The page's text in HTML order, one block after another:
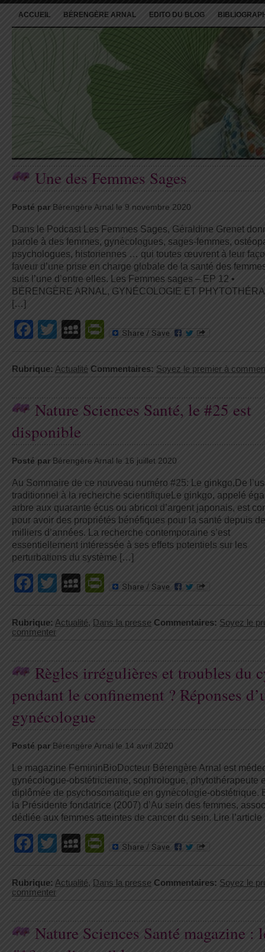
ACCUEIL BÉRENGÈRE ARNAL EDITO DU BLOG
Une des Femmes Sages
Posté par Bérengère Arnal le 9 novembre 2020
Dans le Podcast Les Femmes Sages, Géraldine Grenet
parole à des femmes, gynécologues, sages-femmes,
psychologues, historiennes … qui toutes œuvrent à leur
faveur d’une prise en charge globale de la santé des
suis l’une d’entre elles. Les Femmes sages – EP 12 •
BÉRENGÈRE ARNAL, GYNÉCOLOGIE ET
[…]
Facebook
TwitterMySpace
PrintFriendly
Rubrique: Actualité Commentaires: Soyez le premier à
Nature Sciences Santé, le #25 est
disponible
Posté par Bérengère Arnal le 16 juillet 2020
Au Sommaire de ce nouveau numéro #25: Le ginkgo,De
traditionnel à la recherche scientifiqueLe ginkgo, appelé
arbre aux quarante écus ou abricot d’argent japonais, est
pour avoir des propriétés bénéfiques pour la santé depuis
milliers d’années. La recherche contemporaine s’est
essentiellement intéressée à ses effets potentiels sur les
perturbations du système […]
Facebook
TwitterMySpace
PrintFriendly
Rubrique: Actualité, Dans la presse Commentaires: Soyez le
commenter
Règles irrégulières et troubles du
pendant le confinement ? Réponses
gynécologue
Posté par Bérengère Arnal le 14 avril 2020
Le magazine FemininBioDocteur Bérengère Arnal est
gynécologue-obstétricienne, sophrologue, phytothérapeute
diplômée de psychosomatique en gynécologie-obstétrique.
la Présidente fondatrice (2007) d’Au sein des femmes,
dédiée aux femmes atteintes de cancer du sein. Lire l’article
Facebook
TwitterMySpace
PrintFriendly
Rubrique: Actualité, Dans la presse Commentaires: Soyez le
commenter
Nature Sciences Santé magazine :